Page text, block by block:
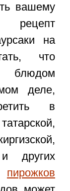
вашему
рецепт
на
что
блюдом
деле,
в
и других
пирожков